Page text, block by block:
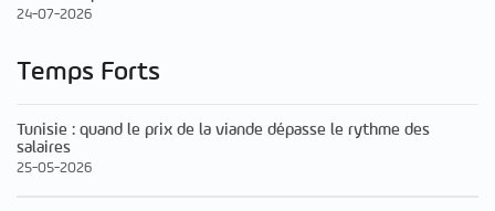
24-07-2026
Temps Forts
Tunisie : quand le prix de la viande dépasse le rythme des
salaires
25-05-2026